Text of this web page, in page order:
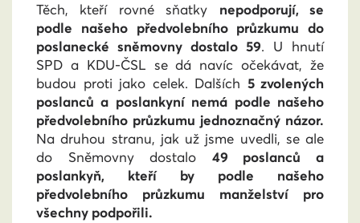
Těch, kteří rovné sňatky nepodporují, se
podle našeho předvolebního průzkumu do
poslanecké sněmovny dostalo 59. U hnutí
SPD a KDU-ČSL se dá navíc očekávat, že
budou proti jako celek. Dalších 5 zvolených
poslanců a poslankyní nemá podle našeho
předvolebního průzkumu jednoznačný názor.
Na druhou stranu, jak už jsme uvedli, se ale
do Sněmovny dostalo 49 poslanců a
poslankyň, kteří by podle našeho
předvolebního průzkumu manželství pro
všechny podpořili.